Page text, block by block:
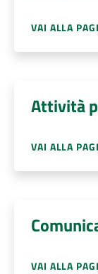
VAI ALLA
Attività
VAI ALLA
VAI ALLA